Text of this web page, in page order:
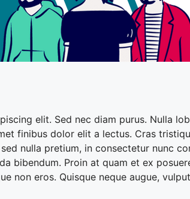
elit. Sed nec diam purus. Nulla
finibus dolor elit a lectus. Cras
nulla pretium, in consectetur nunc
bibendum. Proin at quam et ex
non eros. Quisque neque augue,